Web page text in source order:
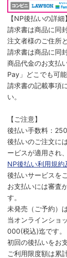
【NP後払いの詳細】
請求書は商品に同
注文者様のご住所
請求書は商品に同
商品代金のお支払
Pay」どこでも可能
請求書の記載事項
い。
【ご注意】
後払い手数料：
後払いのご注文には
ービスが適用され
NP後払い利用規
後払いサービスを
お支払いには審査
す。
未発売（ご予約）
当オンラインショ
000(税込)迄です。
初回の後払いをお
ご利用限度額は累